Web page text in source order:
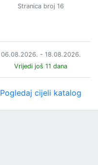
Stranica broj 16
06.08.2026. - 18.08.2026.
Vrijedi još 11 dana
Pogledaj cijeli katalog